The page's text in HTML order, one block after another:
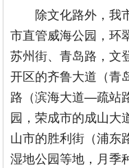
除文化路外，我
市直管威海公园，环
苏州街、青岛路，文
开区的齐鲁大道（
路（滨海大道—疏站
园，荣成市的成山大
山市的胜利街（浦东
湿地公园等地，月季